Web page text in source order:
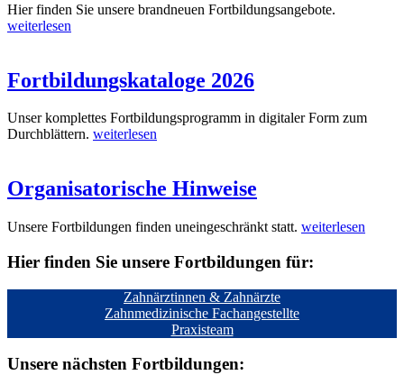
Hier finden Sie unsere brandneuen Fortbildungsangebote.
weiterlesen
Fortbildungskataloge 2026
Unser komplettes Fortbildungsprogramm in digitaler Form zum
Durchblättern. weiterlesen
Organisatorische Hinweise
Unsere Fortbildungen finden uneingeschränkt statt. weiterlesen
Hier finden Sie unsere Fortbildungen für:
Zahnärztinnen & Zahnärzte
Zahnmedizinische Fachangestellte
Praxisteam
Unsere nächsten Fortbildungen: